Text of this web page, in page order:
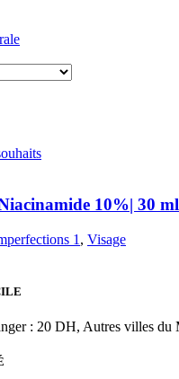
10%| 30 ml
1 , Visage
: 20 DH, Autres villes du